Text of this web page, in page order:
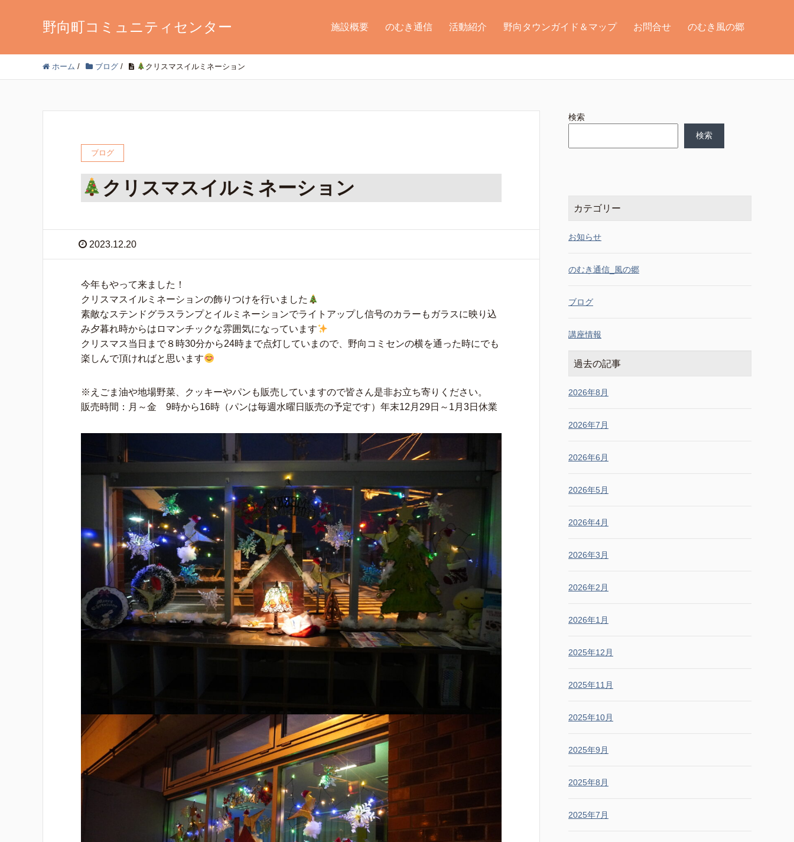
野向町コミュニティセンター 施設概要 のむき通信 活動紹介 野向タウンガイド＆マップ お問合せ のむき風の郷
ホーム / ブログ / クリスマスイルミネーション
ブログ
クリスマスイルミネーション
2023.12.20
今年もやって来ました！
クリスマスイルミネーションの飾りつけを行いました
素敵なステンドグラスランプとイルミネーションでライトアップし信号のカラーもガラスに映り込
み夕暮れ時からはロマンチックな雰囲気になっています
クリスマス当日まで８時30分から24時まで点灯していまので、野向コミセンの横を通った時にでも
楽しんで頂ければと思います
※えごま油や地場野菜、クッキーやパンも販売していますので皆さん是非お立ち寄りください。
販売時間：月～金 9時から16時（パンは毎週水曜日販売の予定です）年末12月29日～1月3日休業
検索
検索
カテゴリー
お知らせ
のむき通信_風の郷
ブログ
講座情報
過去の記事
2026年8月
2026年7月
2026年6月
2026年5月
2026年4月
2026年3月
2026年2月
2026年1月
2025年12月
2025年11月
2025年10月
2025年9月
2025年8月
2025年7月